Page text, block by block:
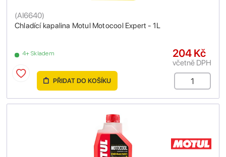
Chladící kapalina Motul Motocool Expert - 1L
(AI6640)
4+ Skladem 204 Kč
včetně DPH
PŘIDAT DO KOŠÍKU